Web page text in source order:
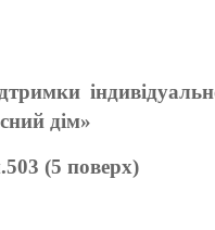
дім»
(5 поверх)